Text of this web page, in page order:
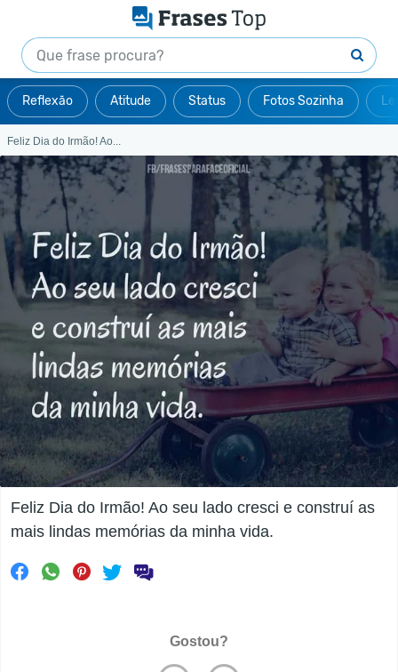
Reflexão Atitude Status Fotos Sozinha
Feliz Dia do Irmão! Ao...
Feliz Dia do Irmão! Ao seu lado cresci e construí as
mais lindas memórias da minha vida.
Gostou?